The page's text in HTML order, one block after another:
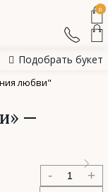
0
Подобрать букет
любви"
—
- +